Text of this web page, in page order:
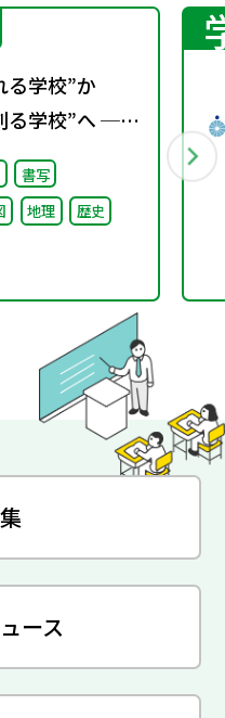
る学校”か
る学校”へ ──
代に応答する
践 第三回
ジェク
”が社会とつな
書写
地理
歴史
ース